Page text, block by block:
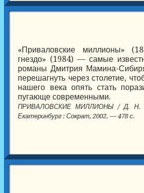
«Приваловские миллионы»
гнездо» (1984) — самые
романы Дмитрия Мамина-
перешагнуть через столетие,
нашего века опять стать
пугающе современными.
ПРИВАЛОВСКИЕ МИЛЛИОНЫ / Д. Н.
Екатеринбург : Сократ, 2002. — 478 с.